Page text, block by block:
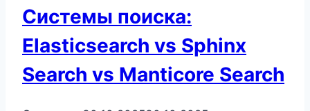
Системы поиска:
Elasticsearch vs Sphinx
Search vs Manticore Search